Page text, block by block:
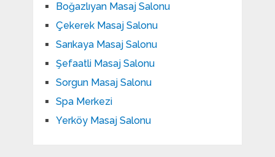
Boğazlıyan Masaj Salonu
Çekerek Masaj Salonu
Sarıkaya Masaj Salonu
Şefaatli Masaj Salonu
Sorgun Masaj Salonu
Spa Merkezi
Yerköy Masaj Salonu